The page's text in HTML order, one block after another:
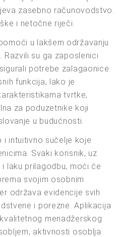
zasebno računovodstvo.
i netočne riječi.
u lakšem održavanju
su ga zaposlenici
potrebe zalagaonice.
funkcija, lako je
tvrtke,
za poduzetnike koji
u budućnosti.
i intuitivno sučelje koje
Svaki korisnik, uz
laku prilagodbu, moći će
svojim osobnim
održava evidencije svih
i porezne. Aplikacija
menadžerskog
aktivnosti osoblja